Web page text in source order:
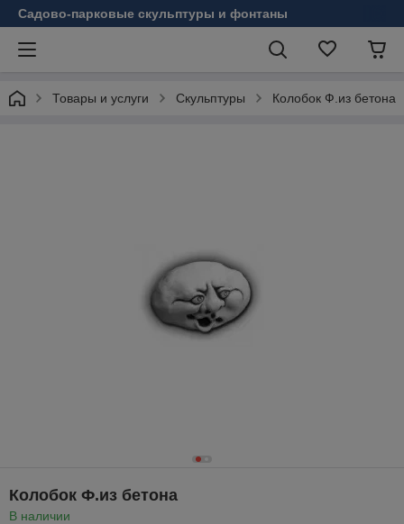
Садово-парковые скульптуры и фонтаны
Товары и услуги Скульптуры Колобок Ф.из бетона
Колобок Ф.из бетона
В наличии